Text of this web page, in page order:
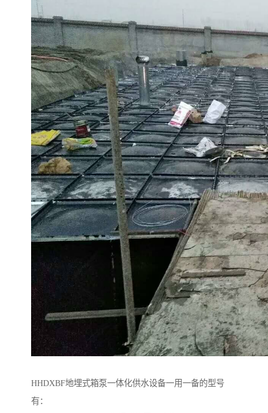
HHDXBF地埋式箱泵一体化供水设备一用一备的型号
有：